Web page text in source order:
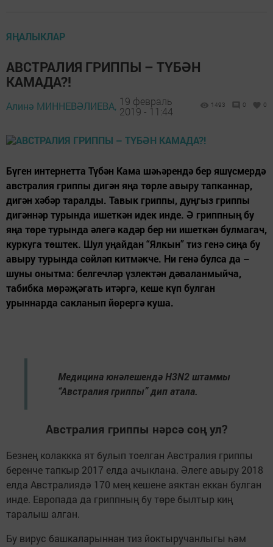
ЯҢАЛЫКЛАР
АВСТРАЛИЯ ГРИППЫ – ТҮБӘН
КАМАДА?!
Алинә МИННЕВӘЛИЕВА, 19 февраль
2019 - 11:44
1493 0 0
Бүген интернетта Түбән Кама шәһәрендә бер яшүсмердә
австралия гриппы дигән яңа төрле авыру тапканнар,
дигән хәбәр таралды. Тавык гриппы, дуңгыз гриппы
дигәннәр турында ишеткән идек инде. Ә гриппның бу
яңа төре турында әлегә кадәр бер ни ишеткән булмагач,
куркуга төштек. Шул уңайдан “Ялкын” тиз генә сиңа бу
авыру турында сөйләп китмәкче. Ни генә булса да –
шуны онытма: белгечләр үзлектән дәваланмыйча,
табибка мөрәҗәгать итәргә, кеше күп булган
урыннарда сакланып йөрергә куша.
Медицина юнәлешендә H3N2 штаммы
“Австралия гриппы” дип атала.
Австралия гриппы нәрсә соң ул?
Безнең колаккка ят булып тоелган Австралия гриппы
беренче тапкыр 2017 елда ачыклана. Әлеге авыру 2018
елда Австралиядә 170 мең кешене аяктан еккан булган
инде. Европада да гриппның бу төре былтыр киң
таралыш алган.
Бу вирус башкаларыннан тиз йоктыручанлыгы һәм